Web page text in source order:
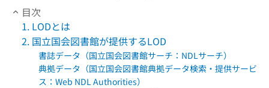
目次
1. LODとは
2. 国立国会図書館が提供するLOD
書誌データ（国立国会図書館サーチ：NDLサーチ）
典拠データ（国立国会図書館典拠データ検索・提供サービ
ス：Web NDL Authorities）